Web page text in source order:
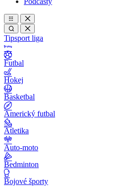
Tipsport liga
Futbal
Hokej
Basketbal
Americký futbal
Atletika
Auto-moto
Bedminton
Bojové športy